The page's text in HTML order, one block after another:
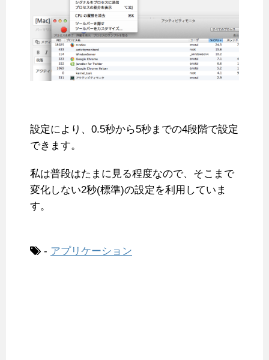
設定により、0.5秒から5秒までの4段階で設定
できます。
私は普段はたまに見る程度なので、そこまで
変化しない2秒(標準)の設定を利用していま
す。
- アプリケーション